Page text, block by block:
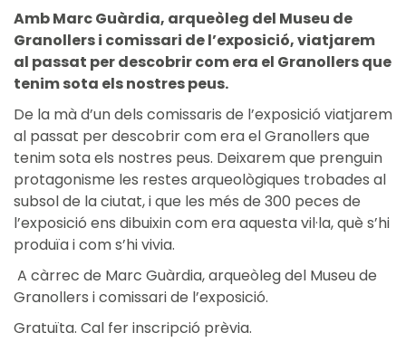
Amb Marc Guàrdia, arqueòleg del Museu de
Granollers i comissari de l’exposició, viatjarem
al passat per descobrir com era el Granollers que
tenim sota els nostres peus.
De la mà d’un dels comissaris de l’exposició viatjarem
al passat per descobrir com era el Granollers que
tenim sota els nostres peus. Deixarem que prenguin
protagonisme les restes arqueològiques trobades al
subsol de la ciutat, i que les més de 300 peces de
l’exposició ens dibuixin com era aquesta vil·la, què s’hi
produïa i com s’hi vivia.
A càrrec de Marc Guàrdia, arqueòleg del Museu de
Granollers i comissari de l’exposició.
Gratuïta. Cal fer inscripció prèvia.